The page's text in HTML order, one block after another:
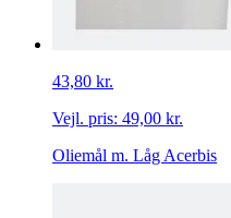
43,80 kr.
Vejl. pris: 49,00 kr.
Oliemål m. Låg Acerbis